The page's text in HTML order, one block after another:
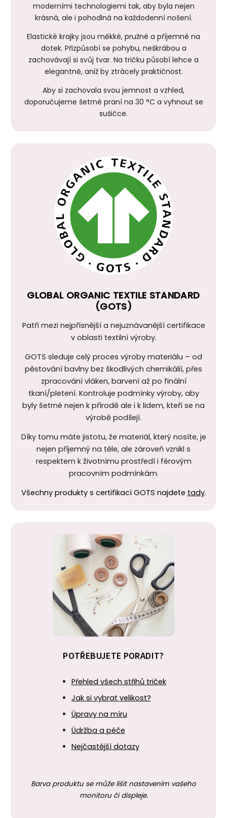
moderními technologiemi tak, aby byla nejen
krásná, ale i pohodlná na každodenní nošení.
Elastické krajky jsou měkké, pružné a příjemné na
dotek. Přizpůsobí se pohybu, neškrábou a
zachovávají si svůj tvar. Na tričku působí lehce a
elegantně, aniž by ztrácely praktičnost.
Aby si zachovala svou jemnost a vzhled,
doporučujeme šetrné praní na 30 °C a vyhnout se
sušičce.
GLOBAL ORGANIC TEXTILE STANDARD
(GOTS)
Patří mezi nejpřísnější a nejuznávanější certifikace
v oblasti textilní výroby.
GOTS sleduje celý proces výroby materiálu – od
pěstování bavlny bez škodlivých chemikálií, přes
zpracování vláken, barvení až po finální
tkaní/pletení. Kontroluje podmínky výroby, aby
byly šetrné nejen k přírodě ale i k lidem, kteří se na
výrobě podílejí.
Díky tomu máte jistotu, že materiál, který nosíte, je
nejen příjemný na těle, ale zároveň vznikl s
respektem k životnímu prostředí i férovým
pracovním podmínkám.
Všechny produkty s certifikací GOTS najdete tady.
POTŘEBUJETE PORADIT?
Přehled všech střihů triček
Jak si vybrat velikost?
Úpravy na míru
Údržba a péče
Nejčastější dotazy
Barva produktu se může lišit nastavením vašeho
monitoru či displeje.